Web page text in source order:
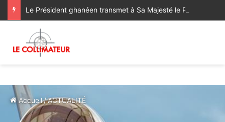
Accueil/ACTUALITÉ